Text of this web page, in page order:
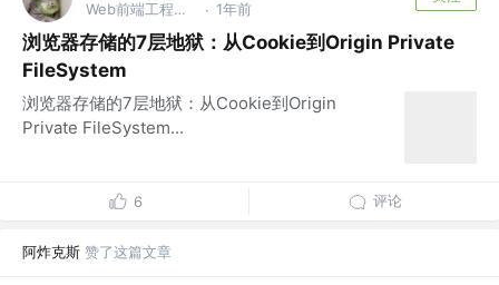
Web前端工程师 @跨境 · 1年前
浏览器存储的7层地狱：从Cookie到Origin Private
FileSystem
浏览器存储的7层地狱：从Cookie到Origin
Private FileSystem...
6 评论
阿炸克斯 赞了这篇文章